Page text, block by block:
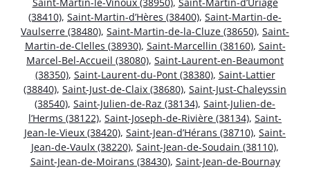
(38410), Saint-Martin-d’Hères (38400), Saint-Martin-de-
Vaulserre (38480), Saint-Martin-de-la-Cluze (38650), Saint-
Martin-de-Clelles (38930), Saint-Marcellin (38160), Saint-
Marcel-Bel-Accueil (38080), Saint-Laurent-en-Beaumont
(38350), Saint-Laurent-du-Pont (38380), Saint-Lattier
(38840), Saint-Just-de-Claix (38680), Saint-Just-Chaleyssin
(38540), Saint-Julien-de-Raz (38134), Saint-Julien-de-
l’Herms (38122), Saint-Joseph-de-Rivière (38134), Saint-
Jean-le-Vieux (38420), Saint-Jean-d’Hérans (38710), Saint-
Jean-de-Vaulx (38220), Saint-Jean-de-Soudain (38110),
Saint-Jean-de-Moirans (38430), Saint-Jean-de-Bournay